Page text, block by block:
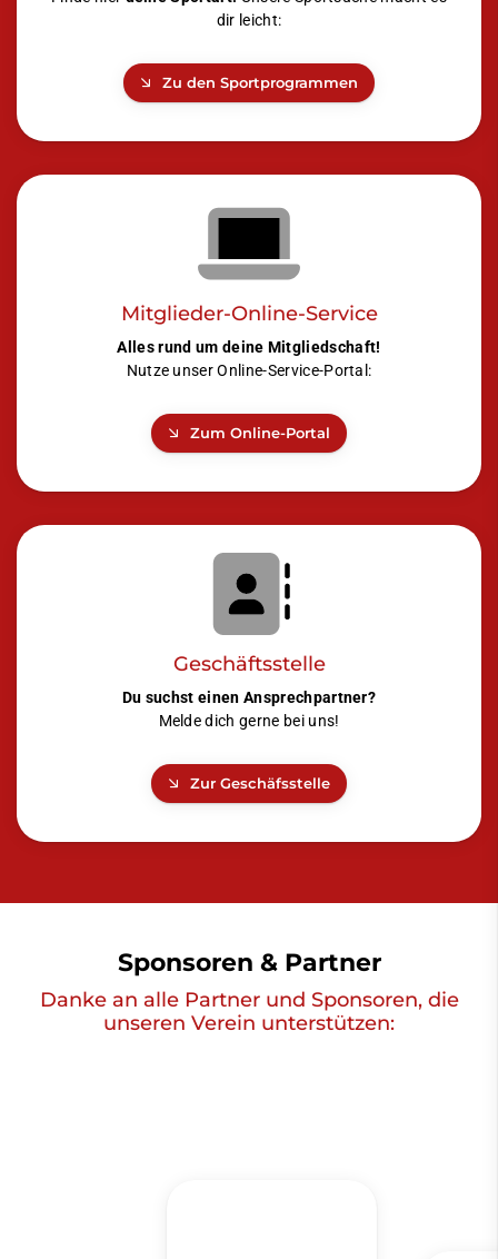
dir leicht:
Zu den Sportprogrammen
Mitglieder-Online-Service
Alles rund um deine Mitgliedschaft!
Nutze unser Online-Service-Portal:
Zum Online-Portal
Geschäftsstelle
Du suchst einen Ansprechpartner?
Melde dich gerne bei uns!
Zur Geschäfsstelle
Sponsoren & Partner
Danke an alle Partner und Sponsoren, die
unseren Verein unterstützen: